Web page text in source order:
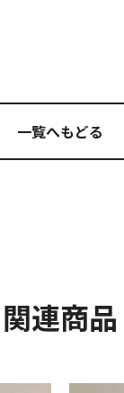
一覧へもどる
関連商品